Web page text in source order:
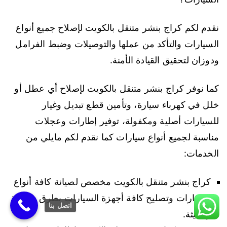
نقدم لكم كراج بنشر متنقل بالكويت لإصلاح جميع أنواع
السيارات والتأكد من عملها والتوصيلات وضبط الفرامل
ودوزان لتحقيق القيادة الأمنة.
كما نوفر كراج بنشر متنقل بالكويت لإصلاح أي عطل أو
خلل في كهرباء سيارة، وتأمين قطع تبديل وغيار
للسيارات أصلية ومكفولة، توفير إطارات وعجلات
مناسبة لجميع أنواع سيارات كما نقدم لكم مايلي من
الخدمات:
كراج بنشر متنقل بالكويت مخصص لصيانة كافة أنواع
السيارات وتصليح كافة أجهزة السيارات بطرق مبتكرة
وحديثة.
اتصل بنا